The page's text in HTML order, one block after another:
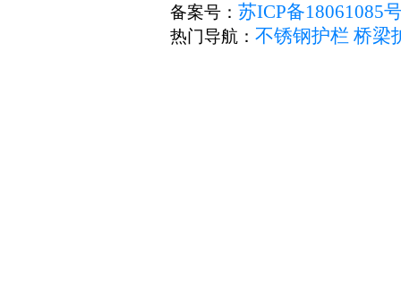
备案号： 苏ICP备18061085
热门导航： 不锈钢护栏 桥梁